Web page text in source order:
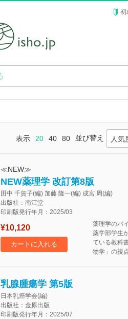
初
表示 20 40 80 並び替え 人気
≪NEW≫
NEW薬理学 改訂第8版
田中 千賀子(編) 加藤 隆一(編) 成宮 周(編)
出版社：南江堂
印刷版発行年月：2025/03
¥10,120
カートに入れる
薬理学のバ
薬学部学生
ている教科
物学」の視
乳腺腫瘍学 第5版
日本乳癌学会(編)
出版社：金原出版
印刷版発行年月：2025/07